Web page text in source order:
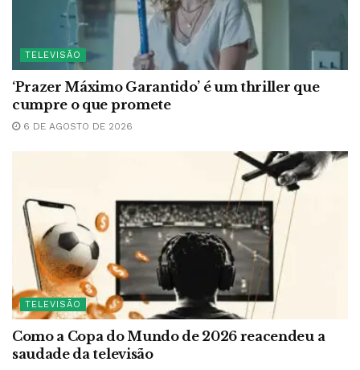
TELEVISÃO
‘Prazer Máximo Garantido’ é um thriller que
cumpre o que promete
6 DE AGOSTO DE 2026
TELEVISÃO
Como a Copa do Mundo de 2026 reacendeu a
saudade da televisão